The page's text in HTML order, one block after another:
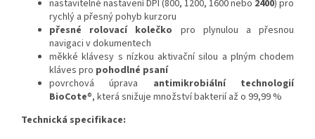
nastavitelné nastavení DPI (800, 1200, 1600 nebo 2400) pro
rychlý a přesný pohyb kurzoru
přesné rolovací kolečko pro plynulou a přesnou
navigaci v dokumentech
měkké klávesy s nízkou aktivační silou a plným chodem
kláves pro pohodlné psaní
povrchová úprava antimikrobiální technologií
BioCote®, která snižuje množství bakterií až o 99,99 %
Technická specifikace: